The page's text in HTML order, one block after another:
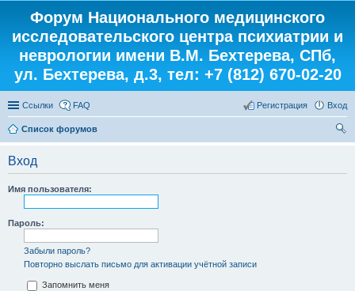
Форум Национального медицинского
исследовательского центра психиатрии и
неврологии имени В.М. Бехтерева, СПб,
ул. Бехтерева, д.3, тел: +7 (812) 670-02-20
Ссылки FAQ Вход
Регистрация
Список форумов
Вход
Имя пользователя:
Пароль:
Забыли пароль?
Повторно выслать письмо для активации учётной записи
Запомнить меня